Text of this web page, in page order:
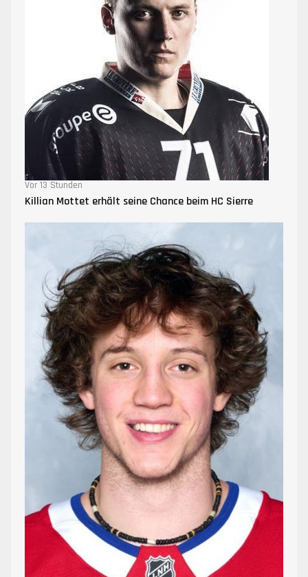
Vor 13 Stunden
Killian Mottet erhält seine Chance beim HC Sierre